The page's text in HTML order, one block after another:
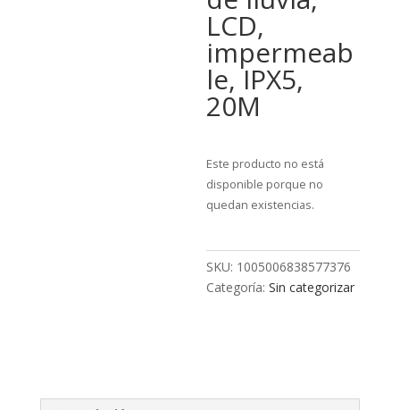
LCD,
impermeab
le, IPX5,
20M
Este producto no está
disponible porque no
quedan existencias.
SKU: 1005006838577376
Categoría: Sin categorizar